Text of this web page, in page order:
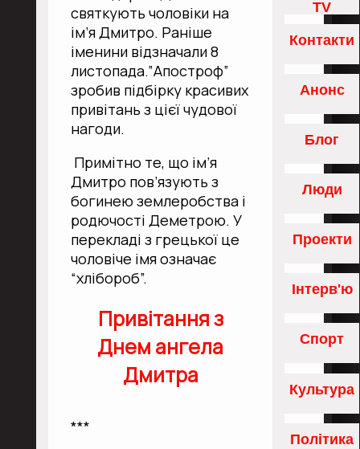
святкують чоловіки на
ім’я Дмитро. Раніше
іменини відзначали 8
листопада.”Апостроф”
зробив підбірку красивих
привітань з цієї чудової
нагоди.
Примітно те, що ім’я
Дмитро пов’язують з
богинею землеробства і
родючості Деметрою. У
перекладі з грецької це
чоловіче імя означає
“хлібороб”.
Привітання з
Днем ангела
Дмитра
***
захисникам
TV
Контакти
Анонс
Блог
Люди
Проекти
Інтерв'ю
Спорт
Культура
Політика